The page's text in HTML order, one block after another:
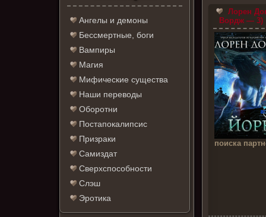
Ангелы и демоны
Бессмертные, боги
Вампиры
Магия
Мифические существа
Наши переводы
Оборотни
Постапокалипсис
Призраки
Самиздат
Сверхспособности
Слэш
Эротика
Лорен
Вордж — 3)
поиска